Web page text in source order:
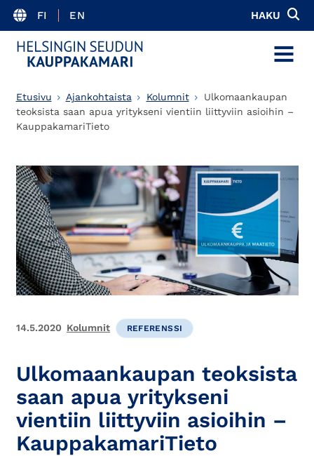
FI EN HAKU
MENU
Etusivu Ajankohtaista Kolumnit
Ulkomaankaupan
teoksista saan apua yritykseni vientiin liittyviin asioihin –
KauppakamariTieto
14.5.2020 Kolumnit REFERENSSI
Ulkomaankaupan teoksista
saan apua yritykseni
vientiin liittyviin asioihin –
KauppakamariTieto